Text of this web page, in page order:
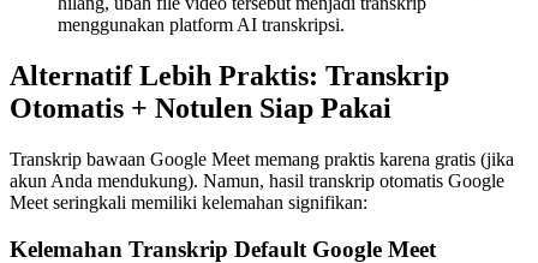
menggunakan platform AI transkripsi.
Alternatif Lebih Praktis: Transkrip
Otomatis + Notulen Siap Pakai
Transkrip bawaan Google Meet memang praktis karena gratis (jika
akun Anda mendukung). Namun, hasil transkrip otomatis Google
Meet seringkali memiliki kelemahan signifikan:
Kelemahan Transkrip Default Google Meet